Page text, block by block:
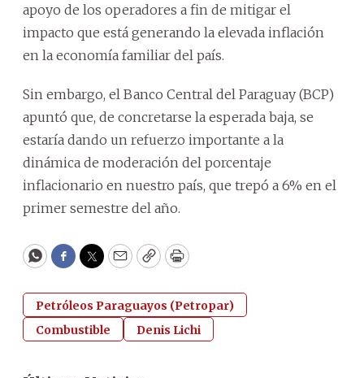
apoyo de los operadores a fin de mitigar el
impacto que está generando la elevada inflación
en la economía familiar del país.
Sin embargo, el Banco Central del Paraguay (BCP)
apuntó que, de concretarse la esperada baja, se
estaría dando un refuerzo importante a la
dinámica de moderación del porcentaje
inflacionario en nuestro país, que trepó a 6% en el
primer semestre del año.
WhatsApp
Facebook
Twitter
EmailCopyPrint
Petróleos Paraguayos (Petropar)
Combustible
Denis Lichi